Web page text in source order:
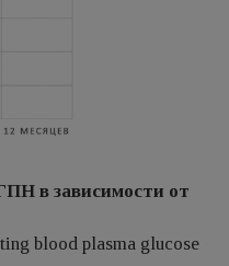
в зависимости от
blood plasma glucose